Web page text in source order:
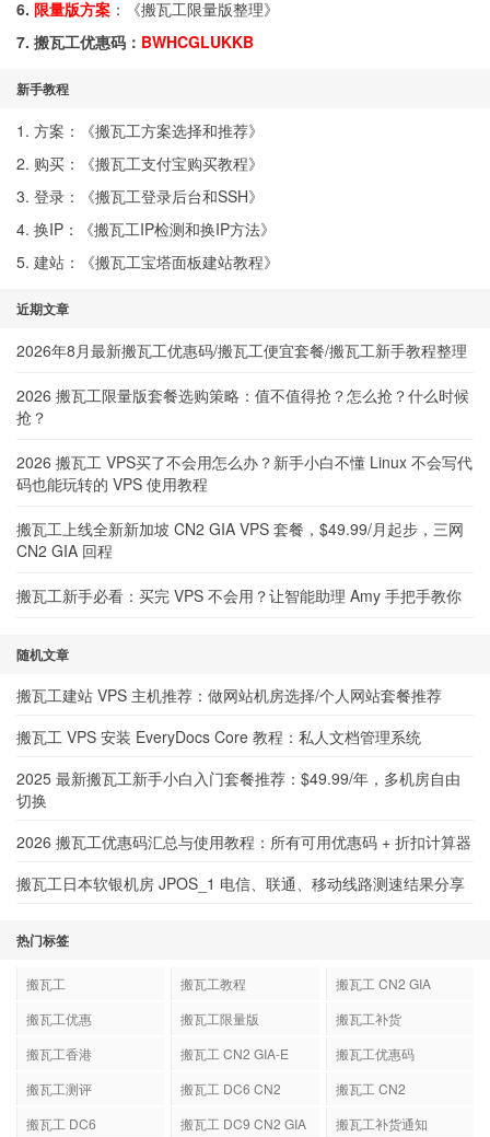
6. 限量版方案 ：《搬瓦工限量版整理》
7. 搬瓦工优惠码： BWHCGLUKKB
新手教程
1. 方案：《搬瓦工方案选择和推荐》
2. 购买：《搬瓦工支付宝购买教程》
3. 登录：《搬瓦工登录后台和SSH》
4. 换IP：《搬瓦工IP检测和换IP方法》
5. 建站：《搬瓦工宝塔面板建站教程》
近期文章
2026年8月最新搬瓦工优惠码/搬瓦工便宜套餐/搬瓦工新手教程整理
2026 搬瓦工限量版套餐选购策略：值不值得抢？怎么抢？什么时候
抢？
2026 搬瓦工 VPS买了不会用怎么办？新手小白不懂 Linux 不会写代
码也能玩转的 VPS 使用教程
搬瓦工上线全新新加坡 CN2 GIA VPS 套餐，$49.99/月起步，三网
CN2 GIA 回程
搬瓦工新手必看：买完 VPS 不会用？让智能助理 Amy 手把手教你
随机文章
搬瓦工建站 VPS 主机推荐：做网站机房选择/个人网站套餐推荐
搬瓦工 VPS 安装 EveryDocs Core 教程：私人文档管理系统
2025 最新搬瓦工新手小白入门套餐推荐：$49.99/年，多机房自由
切换
2026 搬瓦工优惠码汇总与使用教程：所有可用优惠码 + 折扣计算器
搬瓦工日本软银机房 JPOS_1 电信、联通、移动线路测速结果分享
热门标签
搬瓦工 搬瓦工教程
搬瓦工 CN2 GIA
搬瓦工优惠
搬瓦工限量版
搬瓦工补货
搬瓦工香港
搬瓦工 CN2 GIA-E
搬瓦工优惠码
搬瓦工测评
搬瓦工 DC6 CN2
搬瓦工 CN2
搬瓦工 DC6
搬瓦工 DC9 CN2 GIA
搬瓦工补货通知